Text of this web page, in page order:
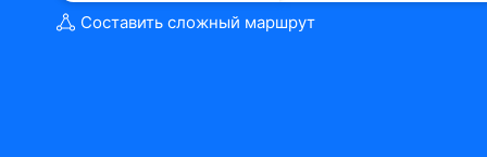
Составить сложный маршрут